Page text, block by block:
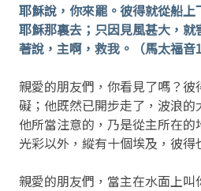
耶穌說，你來罷。彼得就從船
耶穌那裏去；只因見風甚大，
著說，主啊，救我。（馬太福音
親愛的朋友們，你看見了嗎？
礙；他既然已開步走了，波浪的
他所當注意的，乃是從主所在的
光彩以外，縱有十個埃及，彼得
親愛的朋友們，當主在水面上叫